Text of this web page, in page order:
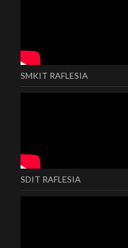
SMKIT RAFLESIA
SDIT RAFLESIA